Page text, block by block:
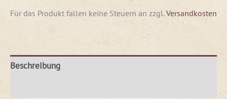
Für das Produkt fallen keine Steuern an zzgl.Versandkosten
Beschreibung